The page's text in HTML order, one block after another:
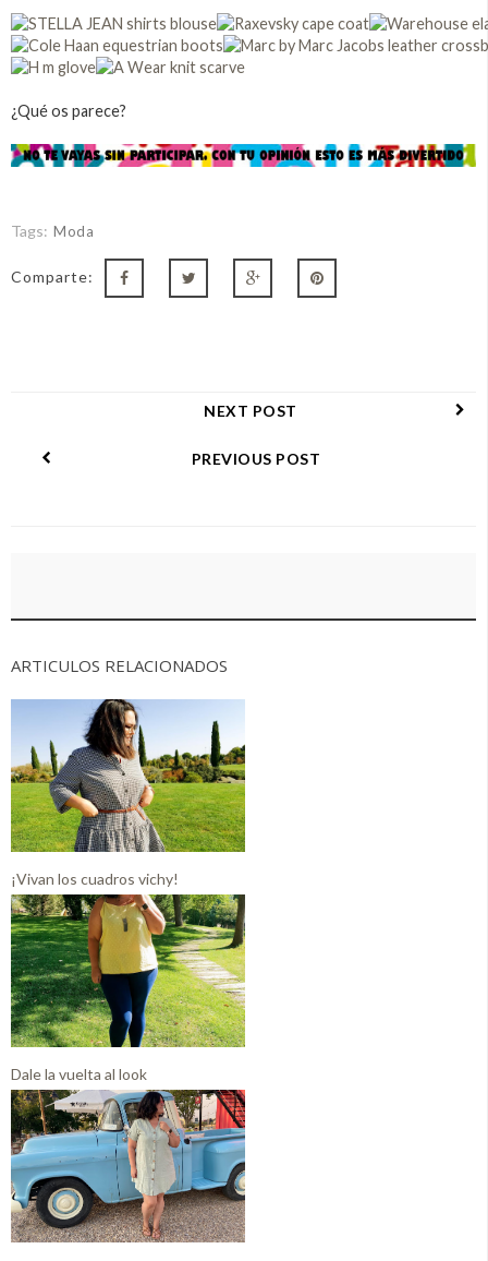
¿Qué os parece?
Tags: Moda
Comparte:
NEXT POST
PREVIOUS POST
ARTICULOS RELACIONADOS
¡Vivan los cuadros vichy!
Dale la vuelta al look